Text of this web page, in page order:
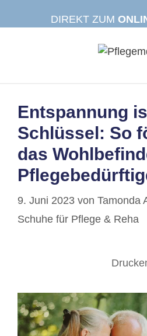
DIREKT ZUM
Entspannung
Schlüssel: So
das
9. Juni 2023 von Tamonda
Schuhe für Pflege & Reha